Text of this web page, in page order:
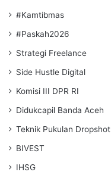
#Kamtibmas
#Paskah2026
Strategi Freelance
Side Hustle Digital
Komisi III DPR RI
Didukcapil Banda Aceh
Teknik Pukulan Dropshot
BIVEST
IHSG